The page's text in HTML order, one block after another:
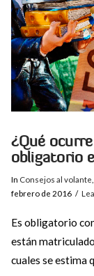
¿Qué
obligatorio
In Consejos al volante
febrero de 2016
Es obligatorio
están
cuales se estima